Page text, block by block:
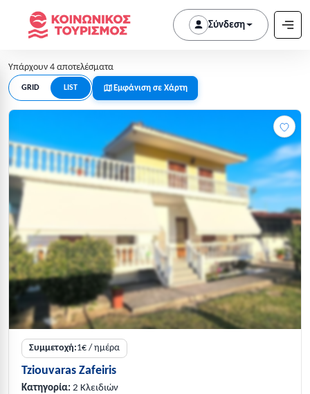
Σύνδεση
Υπάρχουν 4 αποτελέσματα
GRID LIST Εμφάνιση σε Χάρτη
Συμμετοχή:1€ / ημέρα
Tziouvaras Zafeiris
Κατηγορία: 2 Κλειδιών